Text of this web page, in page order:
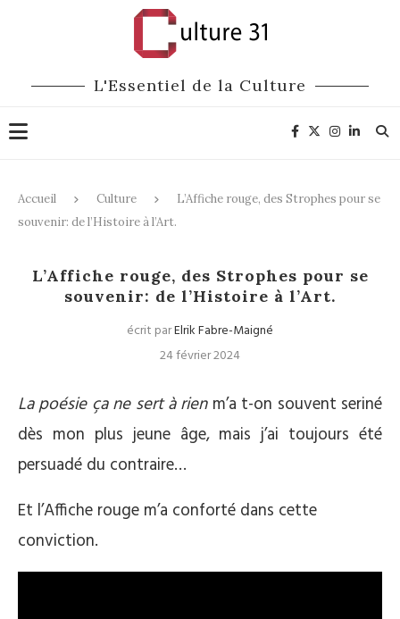
L'Essentiel de la Culture
Accueil Culture
L’Affiche rouge, des Strophes pour se
souvenir: de l’Histoire à l’Art.
L’Affiche rouge, des Strophes pour se
souvenir: de l’Histoire à l’Art.
écrit parElrik Fabre-Maigné
24 février 2024
La poésie ça ne sert à rienm’a t-on souvent seriné
dès mon plus jeune âge, mais j’ai toujours été
persuadé du contraire…
Et l’Affiche rouge m’a conforté dans cette
conviction.